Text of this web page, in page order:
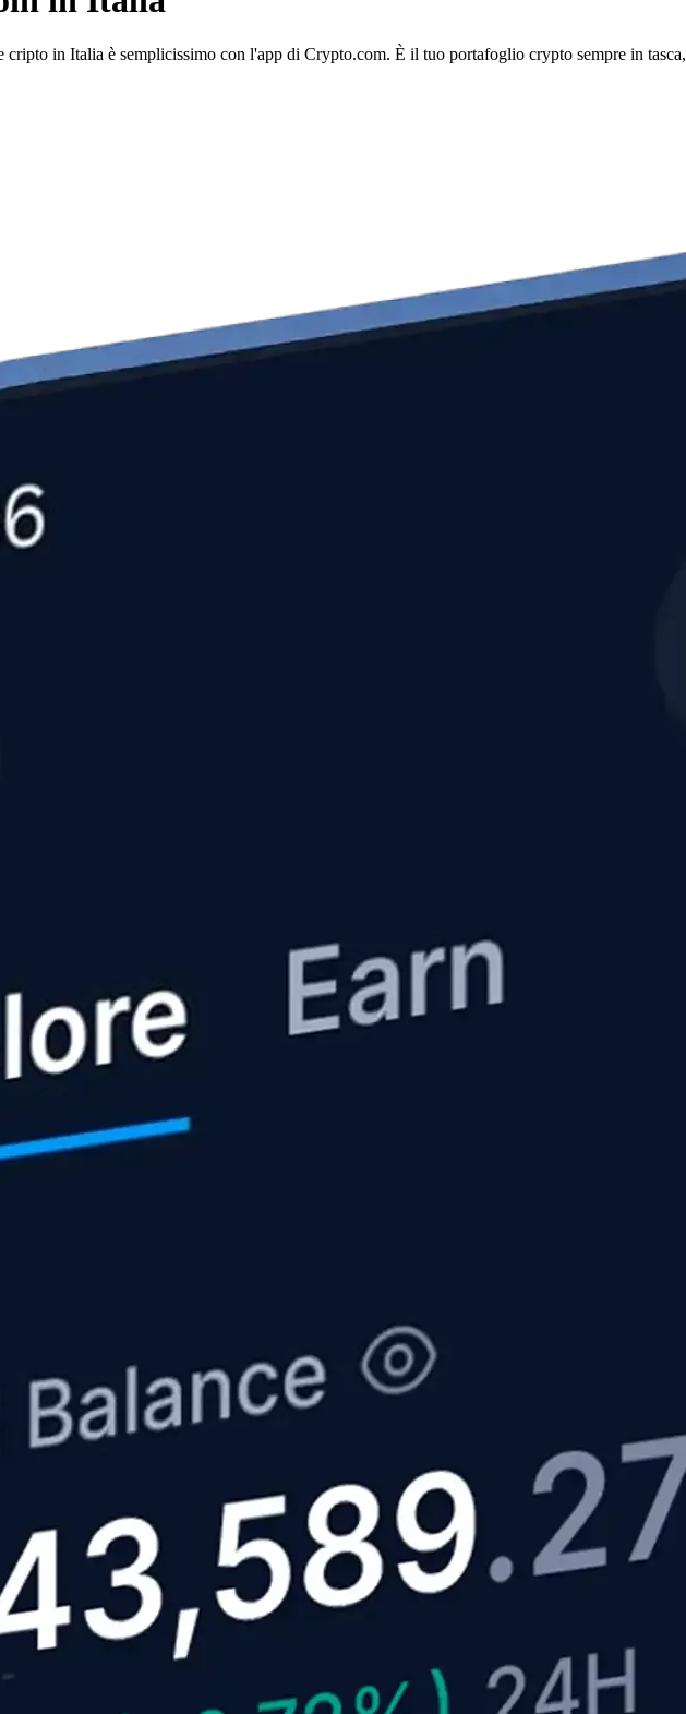
in Italia è semplicissimo con l'app di Crypto.com. È il tuo portafoglio crypto sempre in